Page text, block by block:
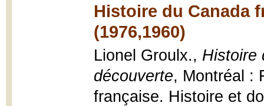
Histoire du Canada
(1976,1960)
Lionel Groulx., Histoire
découverte, Montréal :
française. Histoire et